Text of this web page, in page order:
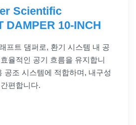
Scientific
DAMPER 10-INCH
프트 댐퍼로, 환기 시스템 내 공
율적인 공기 흐름을 유지합니
공조 시스템에 적합하며, 내구성
편합니다.